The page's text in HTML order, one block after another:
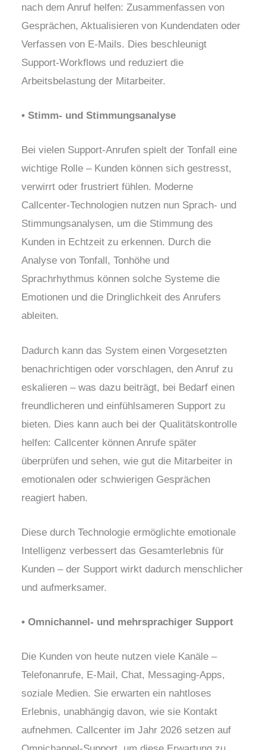
nach dem Anruf helfen: Zusammenfassen von
Gesprächen, Aktualisieren von Kundendaten oder
Verfassen von E-Mails. Dies beschleunigt
Support-Workflows und reduziert die
Arbeitsbelastung der Mitarbeiter.
• Stimm- und Stimmungsanalyse
Bei vielen Support-Anrufen spielt der Tonfall eine
wichtige Rolle – Kunden können sich gestresst,
verwirrt oder frustriert fühlen. Moderne
Callcenter-Technologien nutzen nun Sprach- und
Stimmungsanalysen, um die Stimmung des
Kunden in Echtzeit zu erkennen. Durch die
Analyse von Tonfall, Tonhöhe und
Sprachrhythmus können solche Systeme die
Emotionen und die Dringlichkeit des Anrufers
ableiten.
Dadurch kann das System einen Vorgesetzten
benachrichtigen oder vorschlagen, den Anruf zu
eskalieren – was dazu beiträgt, bei Bedarf einen
freundlicheren und einfühlsameren Support zu
bieten. Dies kann auch bei der Qualitätskontrolle
helfen: Callcenter können Anrufe später
überprüfen und sehen, wie gut die Mitarbeiter in
emotionalen oder schwierigen Gesprächen
reagiert haben.
Diese durch Technologie ermöglichte emotionale
Intelligenz verbessert das Gesamterlebnis für
Kunden – der Support wirkt dadurch menschlicher
und aufmerksamer.
• Omnichannel- und mehrsprachiger Support
Die Kunden von heute nutzen viele Kanäle –
Telefonanrufe, E-Mail, Chat, Messaging-Apps,
soziale Medien. Sie erwarten ein nahtloses
Erlebnis, unabhängig davon, wie sie Kontakt
aufnehmen. Callcenter im Jahr 2026 setzen auf